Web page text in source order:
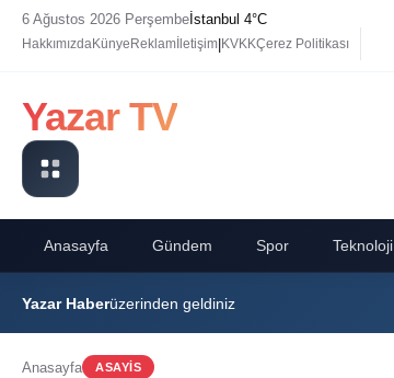
6 Ağustos 2026 Perşembe İstanbul 4°C
HakkımızdaKünye Reklam İletişim|KVKKÇerez Politikası
Yazar TV
Anasayfa Gündem Spor Teknoloji
Yazar Haberüzerinden geldiniz
Anasayfa ASAYIS